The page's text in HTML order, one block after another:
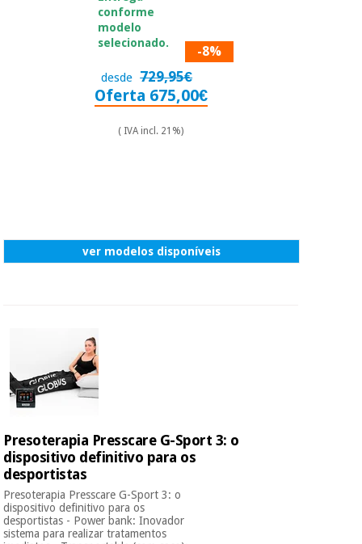
conforme
modelo
selecionado.
-8%
desde 729,95€
Oferta 675,00€
( IVA incl. 21%)
ver modelos disponíveis
Presoterapia Presscare G-Sport 3: o
dispositivo definitivo para os
desportistas
Presoterapia Presscare G-Sport 3: o
dispositivo definitivo para os
desportistas - Power bank: Inovador
sistema para realizar tratamentos